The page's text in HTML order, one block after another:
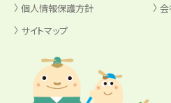
個人情報保護方針
サイトマップ